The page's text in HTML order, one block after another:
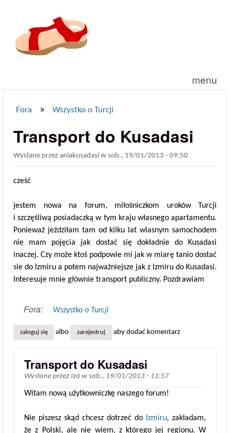
menu
Fora » Wszystko o Turcji
Transport do Kusadasi
Wysłane przez aniakusadasi w sob., 19/01/2013 - 09:50
cześć
jestem nowa na forum, miłośniczkom uroków Turcji
i szczęśliwą posiadaczką w tym kraju własnego apartamentu.
Ponieważ jeździłam tam od kilku lat wlasnym samochodem
nie mam pojęcia jak dostać się dokładnie do Kusadasi
inaczej. Czy może ktoś podpowie mi jak w miarę tanio dostać
sie do Izmiru a potem najważniejsze jak z Izmiru do Kusadasi.
Interesuje mnie głównie transport publiczny. Pozdrawiam
Fora: Wszystko o Turcji
zaloguj się albo zarejestruj aby dodać komentarz
Transport do Kusadasi
Wysłane przez Iza w sob., 19/01/2013 - 11:57
Witam nową użytkowniczkę naszego forum!
Nie piszesz skąd chcesz dotrzeć do Izmiru, zakładam,
że z Polski, ale nie wiem, z którego jej regionu. W